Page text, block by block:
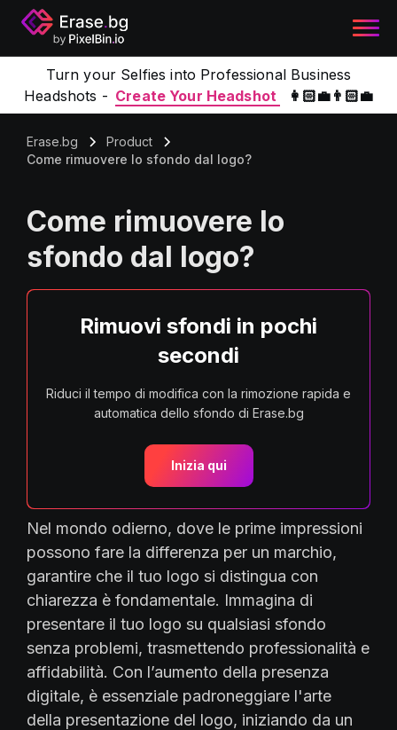
Turn your Selfies into Professional Business
Headshots - Create Your Headshot 👩🏻‍💼👨🏻‍💼
Erase.bg
Product
Come rimuovere lo sfondo dal logo?
Come rimuovere lo
sfondo dal logo?
Rimuovi sfondi in pochi
secondi
Riduci il tempo di modifica con la rimozione rapida e
automatica dello sfondo di Erase.bg
Inizia qui
Nel mondo odierno, dove le prime impressioni
possono fare la differenza per un marchio,
garantire che il tuo logo si distingua con
chiarezza è fondamentale. Immagina di
presentare il tuo logo su qualsiasi sfondo
senza problemi, trasmettendo professionalità e
affidabilità. Con l’aumento della presenza
digitale, è essenziale padroneggiare l'arte
della presentazione del logo, iniziando da un